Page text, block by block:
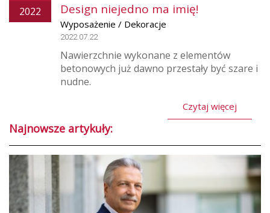
2022
Design niejedno ma imię!
Wyposażenie / Dekoracje
2022.07.22
Nawierzchnie wykonane z elementów
betonowych już dawno przestały być szare i
nudne.
Czytaj więcej
Najnowsze artykuły: